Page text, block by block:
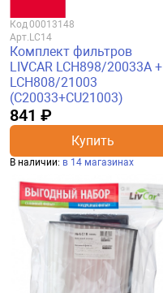
Код00013148
Арт. LC14
Комплект фильтров
LIVCAR LCH898/20033A +
LCH808/21003
(C20033+CU21003)
841 ₽
Купить
В наличии: в 14 магазинах